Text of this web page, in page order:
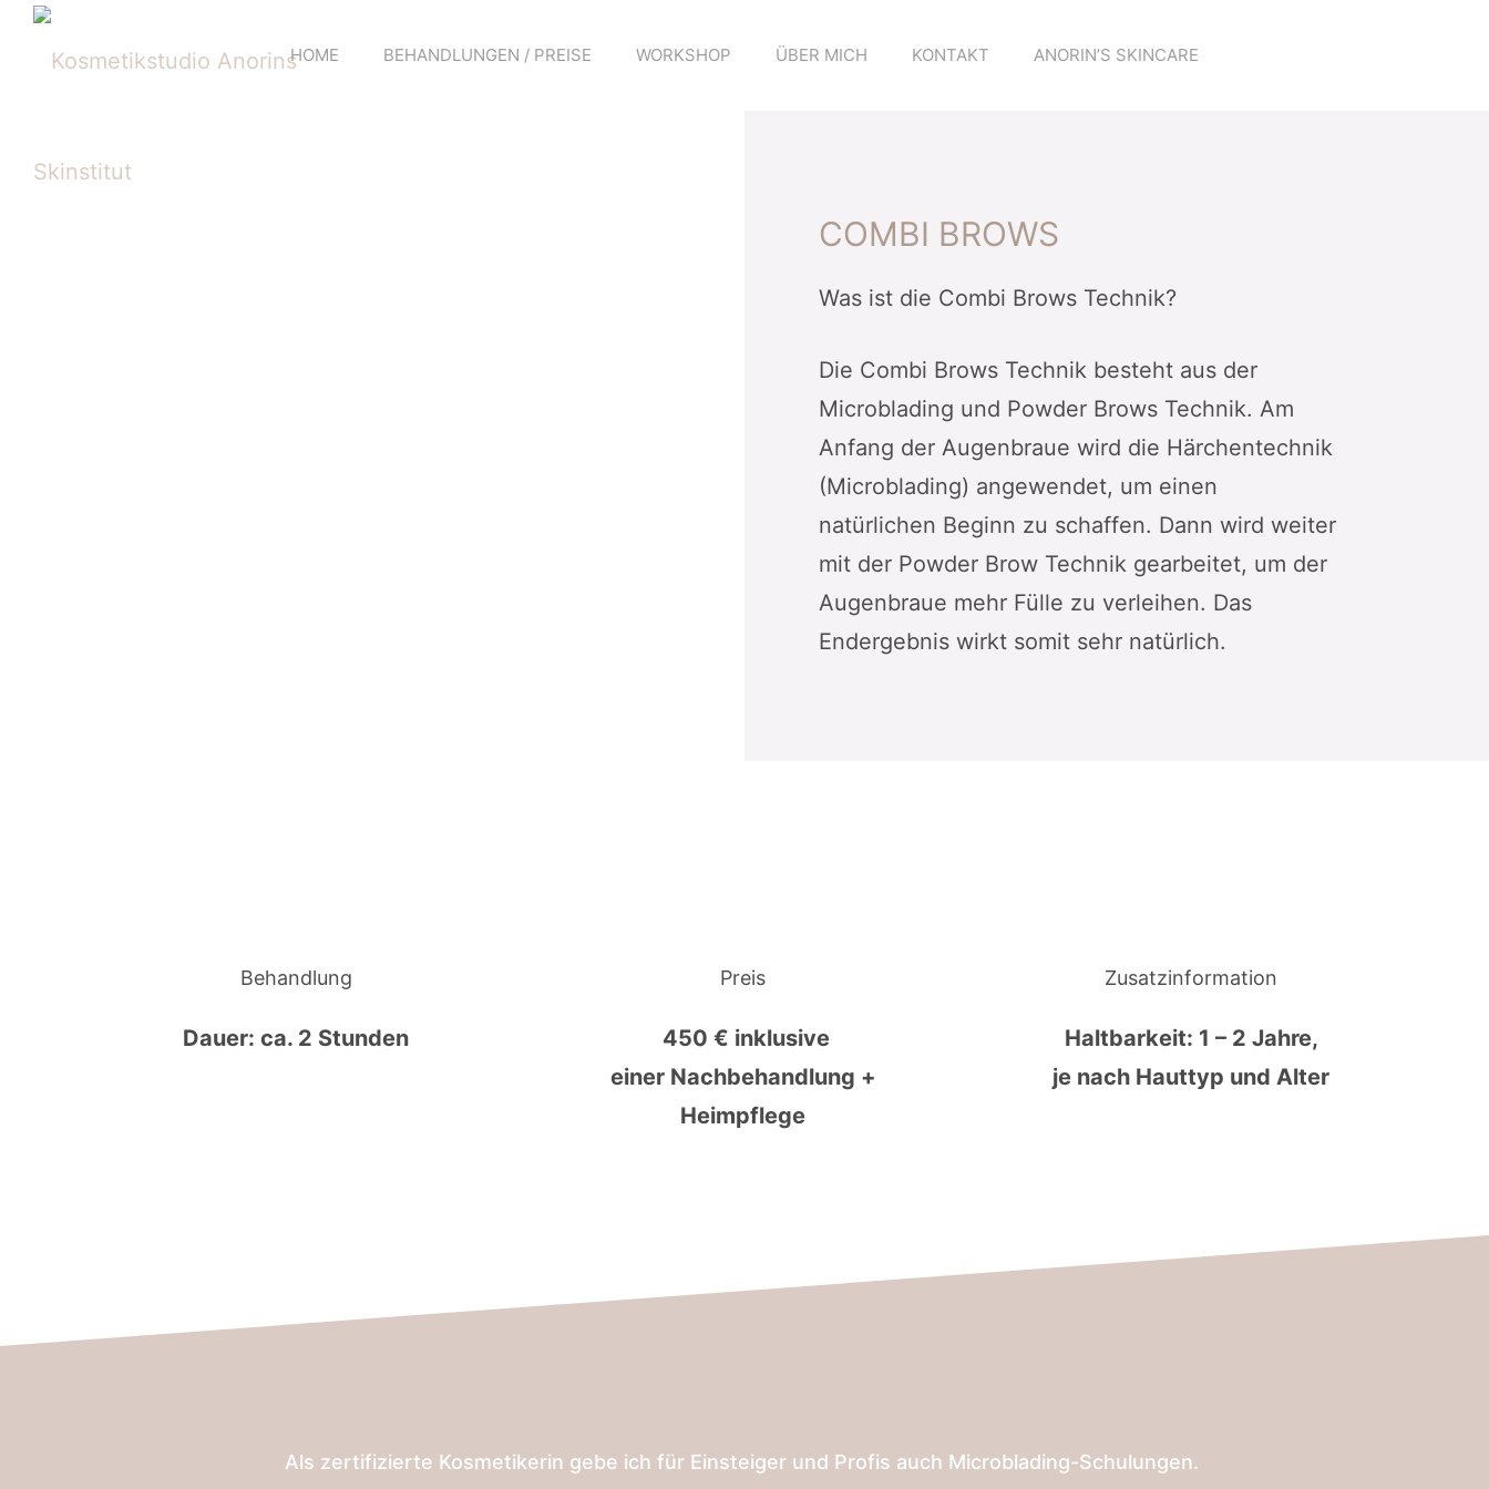
HOME BEHANDLUNGEN / PREISE WORKSHOP ÜBER MICH KONTAKT ANORIN’S SKINCARE
COMBI BROWS
Was ist die Combi Brows Technik?
Die Combi Brows Technik besteht aus der
Microblading und Powder Brows Technik. Am
Anfang der Augenbraue wird die Härchentechnik
(Microblading) angewendet, um einen
natürlichen Beginn zu schaffen. Dann wird weiter
mit der Powder Brow Technik gearbeitet, um der
Augenbraue mehr Fülle zu verleihen. Das
Endergebnis wirkt somit sehr natürlich.
Behandlung
Dauer: ca. 2 Stunden
Preis
450 € inklusive
einer Nachbehandlung +
Heimpflege
Zusatzinformation
Haltbarkeit: 1 – 2 Jahre,
je nach Hauttyp und Alter
Als zertifizierte Kosmetikerin gebe ich für Einsteiger und Profis auch Microblading-Schulungen.